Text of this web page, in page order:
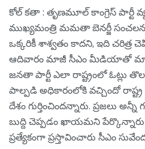
కోల్ క‌తా : తృణ‌మూల్ కాంగ్రెస్ పార్టీ
ముఖ్య‌మంత్రి మ‌మ‌తా బెన‌ర్జీ
ఒక్క‌రికీ శాశ్వ‌తం కాద‌ని, ఇది చ‌రిత్ర
ఆదివారం మాజీ సీఎం మీడియాతో
జ‌న‌తా పార్టీ ఎలా రాష్ట్రంలో ఓట్లు
పాల్ప‌డి అధికారంలోకి వ‌చ్చిందో
దేశం గుర్తించింద‌న్నారు. ప్ర‌జ‌లు
బుద్ది చెప్ప‌డం ఖాయ‌మ‌ని
ప్ర‌త్యేకంగా ప్ర‌స్తావించారు సీఎం